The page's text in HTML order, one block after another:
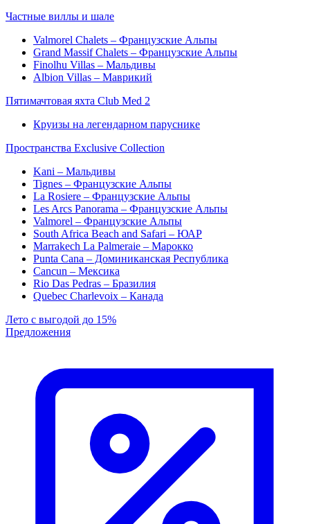
Частные виллы и шале
Valmorel Chalets – Французские Альпы
Grand Massif Chalets – Французские Альпы
Finolhu Villas – Мальдивы
Albion Villas – Маврикий
Пятимачтовая яхта Club Med 2
Круизы на легендарном паруснике
Пространства Exclusive Collection
Kani – Мальдивы
Tignes – Французские Альпы
La Rosiere – Французские Альпы
Les Arcs Panorama – Французские Альпы
Valmorel – Французские Альпы
South Africa Beach and Safari – ЮАР
Marrakech La Palmeraie – Марокко
Punta Cana – Доминиканская Республика
Cancun – Мексика
Rio Das Pedras – Бразилия
Quebec Charlevoix – Канада
Лето с выгодой до 15%
Предложения